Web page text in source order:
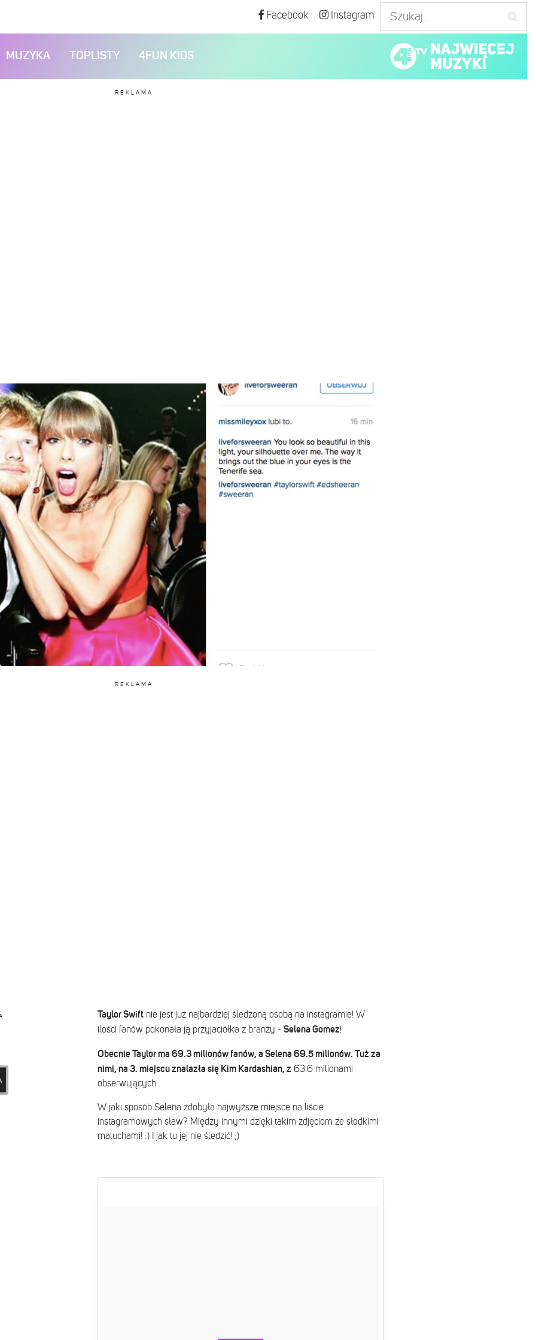
Facebook Instagram
MUZYKA TOPLISTY 4FUN KIDS
REKLAMA
REKLAMA
Taylor Swiftnie jest już najbardziej śledzoną osobą na instagramie! W
ilości fanów pokonała ją przyjaciółka z branży - Selena Gomez!
Obecnie Taylor ma 69.3 milionów fanów, a Selena 69.5 milionów. Tuż za
nimi, na 3. miejscu znalazła się Kim Kardashian, z 63.6 milionami
obserwujących.
W jaki sposób Selena zdobyła najwyższe miejsce na liście
instagramowych sław? Między innymi dzięki takim zdjęciom ze słodkimi
maluchami! :) I jak tu jej nie śledzić! ;)